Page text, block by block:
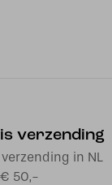
verzending
verzending in NL
50,-